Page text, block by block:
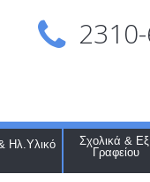
Ηλ.Υλικό
Σχολικά &
Γραφείου